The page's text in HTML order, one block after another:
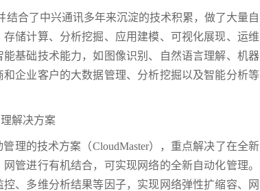
结合了中兴通讯多年来沉淀的技术积累，做了大量自
储计算、分析挖掘、应用建模、可视化展现、运维
基础技术能力，如图像识别、自然语言理解、机器
企业客户的大数据管理、分析挖掘以及智能分析等
解决方案
理的技术方案（CloudMaster），重点解决了在全新
管进行有机结合，可实现网络的全新自动化管理。
、多维分析结果等因子，实现网络弹性扩缩容、网